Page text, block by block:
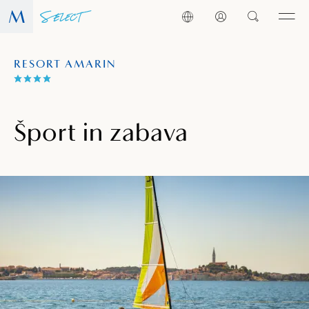
RESORT AMARIN
Šport in zabava